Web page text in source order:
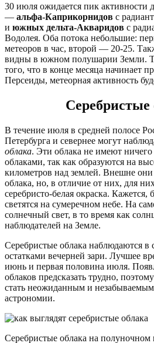
30 июля ожидается пик активности
— альфа-Каприкорнидов с
и южных дельта-Акваридов с
Водолея. Оба потока небольшие:
метеоров в час, второй — 20-25.
видны в южном полушарии Земли.
того, что в конце месяца начинает
Персеиды, метеорная активность
Серебристые
В течение июля в средней полосе
Петербурга и севернее могут
облака. Эти облака не имеют
облаками, так как образуются на
километров над землей. Внешне
облака, но, в отличие от них, для
серебристо-белая окраска. Кажется,
светятся на сумеречном небе. На
солнечный свет, в то время как
наблюдателей на Земле.
Серебристые облака наблюдаются в
остатками вечерней зари. Лучшее
июнь и первая половина июля.
облаков предсказать трудно,
стать неожиданным и
астрономии.
Серебристые облака на полуночном